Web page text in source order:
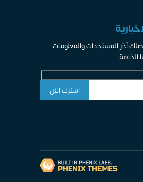
آخر المستجدات والمعلومات
الخاصة.